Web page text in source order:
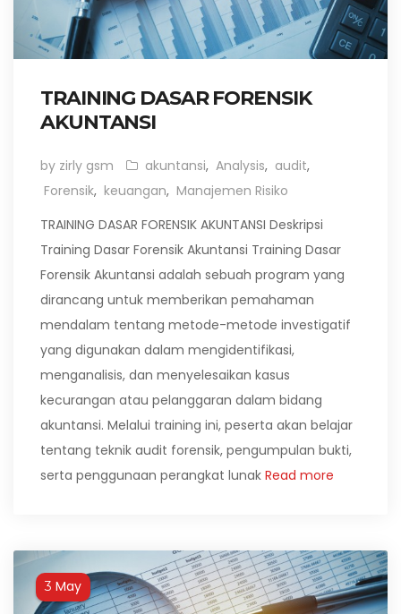
TRAINING DASAR FORENSIK
AKUNTANSI
by zirly gsm akuntansi, Analysis, audit,
Forensik, keuangan, Manajemen Risiko
TRAINING DASAR FORENSIK AKUNTANSI Deskripsi
Training Dasar Forensik Akuntansi Training Dasar
Forensik Akuntansi adalah sebuah program yang
dirancang untuk memberikan pemahaman
mendalam tentang metode-metode investigatif
yang digunakan dalam mengidentifikasi,
menganalisis, dan menyelesaikan kasus
kecurangan atau pelanggaran dalam bidang
akuntansi. Melalui training ini, peserta akan belajar
tentang teknik audit forensik, pengumpulan bukti,
serta penggunaan perangkat lunak Read more
3 May